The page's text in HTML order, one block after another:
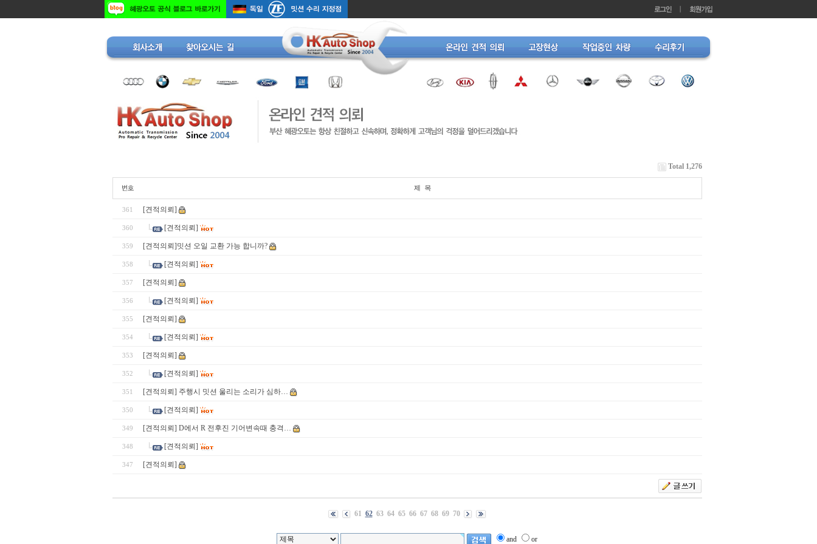
Total 1,276
361 [견적의뢰]
360 [견적의뢰]
359 [견적의뢰]밋션 오일 교환 가능 합니까?
358 [견적의뢰]
357 [견적의뢰]
356 [견적의뢰]
355 [견적의뢰]
354 [견적의뢰]
353 [견적의뢰]
352 [견적의뢰]
351 [견적의뢰] 주행시 밋션 울리는 소리가 심하…
350 [견적의뢰]
349 [견적의뢰] D에서 R 전후진 기어변속때 충격…
348 [견적의뢰]
347 [견적의뢰]
61 62 63 64 65 66 67 68 69 70
and or